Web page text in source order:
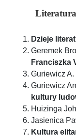
Dzieje
Geremek
Franciszka
Guriewicz A.
Guriewicz
kultury
Huizinga
Jasienica
Kultura